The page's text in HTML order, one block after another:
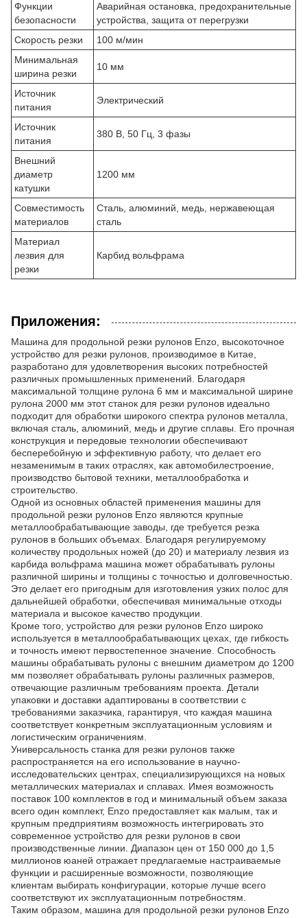
Функции
безопасности
Аварийная остановка, предохранительные
устройства, защита от перегрузки
Скорость резки
100 м/мин
Минимальная
ширина резки
10 мм
Источник
питания
Электрический
Источник
питания
380 В, 50 Гц, 3 фазы
Внешний
диаметр
катушки
1200 мм
Совместимость
материалов
Сталь, алюминий, медь, нержавеющая
сталь
Материал
лезвия для
резки
Карбид вольфрама
Приложения:
Машина для продольной резки рулонов Enzo, высокоточное
устройство для резки рулонов, производимое в Китае,
разработано для удовлетворения высоких потребностей
различных промышленных применений. Благодаря
максимальной толщине рулона 6 мм и максимальной ширине
рулона 2000 мм этот станок для резки рулонов идеально
подходит для обработки широкого спектра рулонов металла,
включая сталь, алюминий, медь и другие сплавы. Его прочная
конструкция и передовые технологии обеспечивают
бесперебойную и эффективную работу, что делает его
незаменимым в таких отраслях, как автомобилестроение,
производство бытовой техники, металлообработка и
строительство.
Одной из основных областей применения машины для
продольной резки рулонов Enzo являются крупные
металлообрабатывающие заводы, где требуется резка
рулонов в больших объемах. Благодаря регулируемому
количеству продольных ножей (до 20) и материалу лезвия из
карбида вольфрама машина может обрабатывать рулоны
различной ширины и толщины с точностью и долговечностью.
Это делает его пригодным для изготовления узких полос для
дальнейшей обработки, обеспечивая минимальные отходы
материала и высокое качество продукции.
Кроме того, устройство для резки рулонов Enzo широко
используется в металлообрабатывающих цехах, где гибкость
и точность имеют первостепенное значение. Способность
машины обрабатывать рулоны с внешним диаметром до 1200
мм позволяет обрабатывать рулоны различных размеров,
отвечающие различным требованиям проекта. Детали
упаковки и доставки адаптированы в соответствии с
требованиями заказчика, гарантируя, что каждая машина
соответствует конкретным эксплуатационным условиям и
логистическим ограничениям.
Универсальность станка для резки рулонов также
распространяется на его использование в научно-
исследовательских центрах, специализирующихся на новых
металлических материалах и сплавах. Имея возможность
поставок 100 комплектов в год и минимальный объем заказа
всего один комплект, Enzo предоставляет как малым, так и
крупным предприятиям возможность интегрировать это
современное устройство для резки рулонов в свои
производственные линии. Диапазон цен от 150 000 до 1,5
миллионов юаней отражает предлагаемые настраиваемые
функции и расширенные возможности, позволяющие
клиентам выбирать конфигурации, которые лучше всего
соответствуют их эксплуатационным потребностям.
Таким образом, машина для продольной резки рулонов Enzo